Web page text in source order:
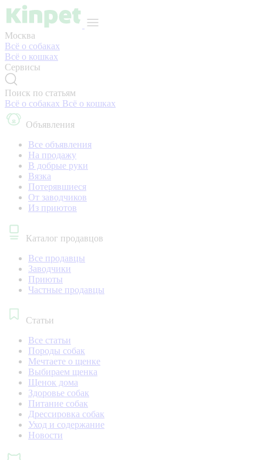
Москва
Всё о собаках
Всё о кошках
Сервисы
Поиск по статьям
Всё о собаках Всё о кошках
Объявления
Все объявления
На продажу
В добрые руки
Вязка
Потерявшиеся
От заводчиков
Из приютов
Каталог продавцов
Все продавцы
Заводчики
Приюты
Частные продавцы
Статьи
Все статьи
Породы собак
Мечтаете о щенке
Выбираем щенка
Щенок дома
Здоровье собак
Питание собак
Дрессировка собак
Уход и содержание
Новости